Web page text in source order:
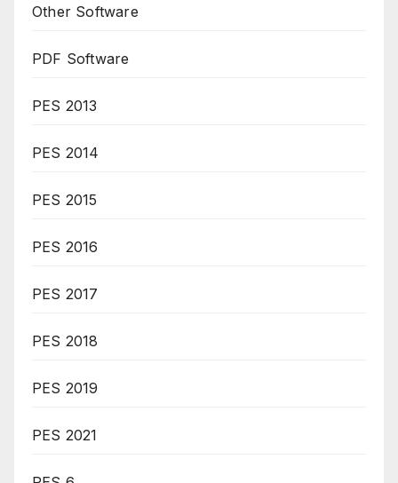
Other Software
PDF Software
PES 2013
PES 2014
PES 2015
PES 2016
PES 2017
PES 2018
PES 2019
PES 2021